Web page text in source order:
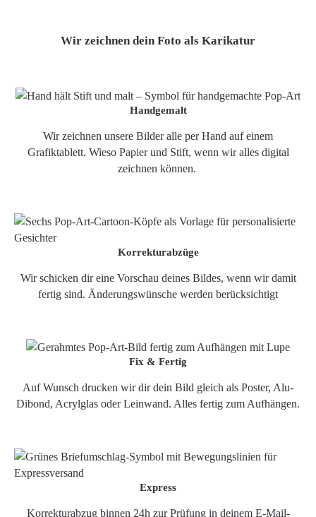
Wir zeichnen dein Foto als Karikatur
Handgemalt
Wir zeichnen unsere Bilder alle per Hand auf einem
Grafiktablett. Wieso Papier und Stift, wenn wir alles digital
zeichnen können.
Korrekturabzüge
Wir schicken dir eine Vorschau deines Bildes, wenn wir damit
fertig sind. Änderungswünsche werden berücksichtigt
Fix & Fertig
Auf Wunsch drucken wir dir dein Bild gleich als Poster, Alu-
Dibond, Acrylglas oder Leinwand. Alles fertig zum Aufhängen.
Express
Korrekturabzug binnen 24h zur Prüfung in deinem E-Mail-